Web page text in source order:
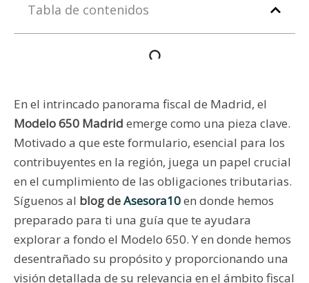
Tabla de contenidos
En el intrincado panorama fiscal de Madrid, el
Modelo 650 Madrid emerge como una pieza clave.
Motivado a que este formulario, esencial para los
contribuyentes en la región, juega un papel crucial
en el cumplimiento de las obligaciones tributarias.
Síguenos al blog deAsesora10en donde hemos
preparado para ti una guía que te ayudara
explorar a fondo el Modelo 650. Y en donde hemos
desentrañado su propósito y proporcionando una
visión detallada de su relevancia en el ámbito fiscal